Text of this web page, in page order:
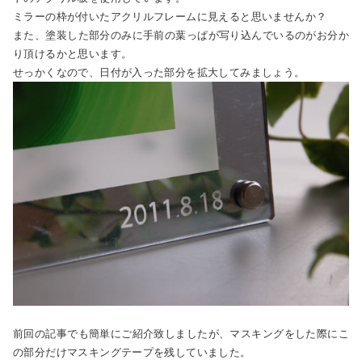
ミラーの枠が付いたアクリルフレームに見えると思いませんか？
また、塗装した部分のみに手前の葉っぱが写り込んでいるのがお分か
り頂けるかと思います。
せっかくなので、日付が入った部分を拡大してみましょう。
前回の記事でも簡単にご紹介致しましたが、マスキングをした際にこ
の部分だけマスキングテープを残していました。